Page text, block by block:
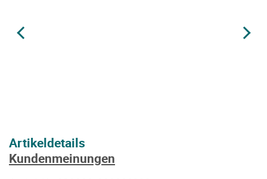
Artikeldetails
Kundenmeinungen